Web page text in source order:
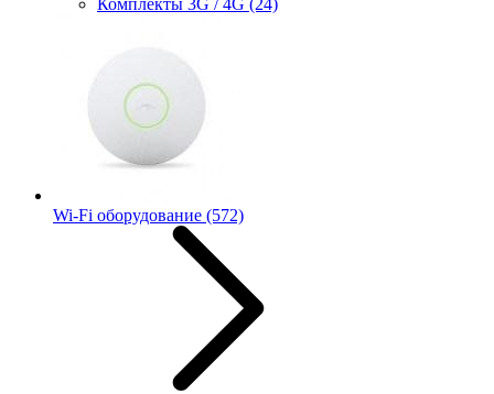
Комплекты 3G / 4G (24)
Wi-Fi оборудование (572)